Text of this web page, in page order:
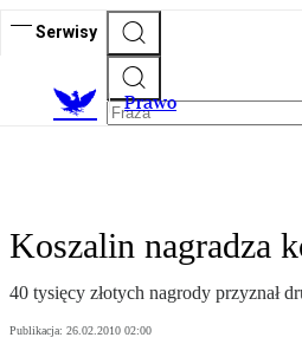
Serwisy
Prawo
Koszalin nagradza
40 tysięcy złotych nagrody przyznał
Publikacja: 26.02.2010 02:00